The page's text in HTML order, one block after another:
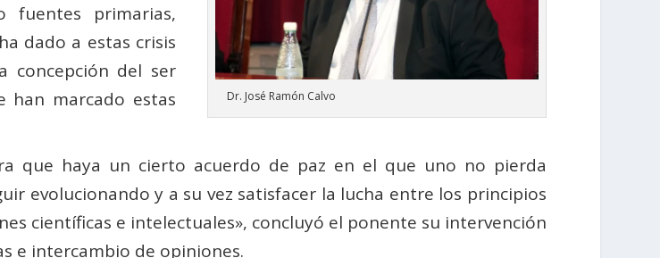
Dr. José Ramón Calvo
primarias,
dado a estas crisis
concepción del ser
han marcado estas
que haya un cierto acuerdo de paz en el que uno no pierda
evolucionando y a su vez satisfacer la lucha entre los principios
científicas e intelectuales», concluyó el ponente su intervención
e intercambio de opiniones.